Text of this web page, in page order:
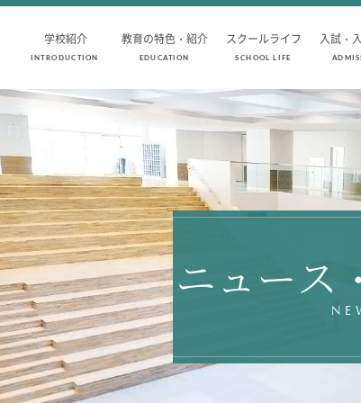
学校紹介
INTRODUCTION
教育の特色・紹介
EDUCATION
スクールライフ
SCHOOL LIFE
入試・
AOYAMA STYLE
教育の特色・紹介
教育課程
教科学習
キリスト教教育
国際交流
SCHOOL
スクールラ
スクールカレ
1日の流れ
クラブ・同好
制服紹介
進学・進路
ニュース